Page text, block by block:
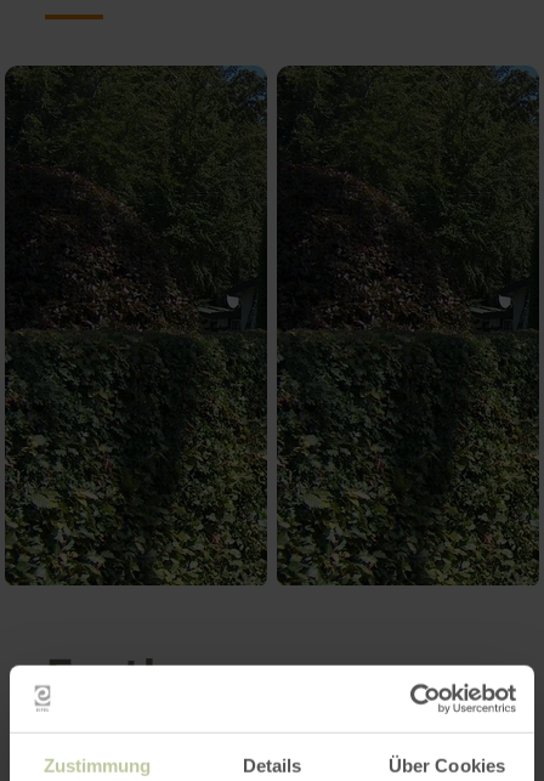
Zustimmung Details Über Cookies
Further
information